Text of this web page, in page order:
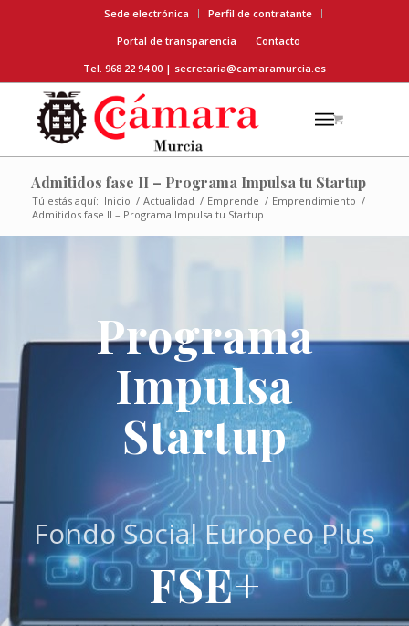
Sede electrónica
Perfil de contratante
Portal de transparencia
Contacto
Tel. 968 22 94 00 | secretaria@camaramurcia.es
Admitidos fase II – Programa Impulsa tu Startup
Tú estás aquí: Inicio / Actualidad / Emprende / Emprendimiento /
Admitidos fase II – Programa Impulsa tu Startup
Programa
Impulsa
Startup
Fondo Social Europeo Plus
FSE+